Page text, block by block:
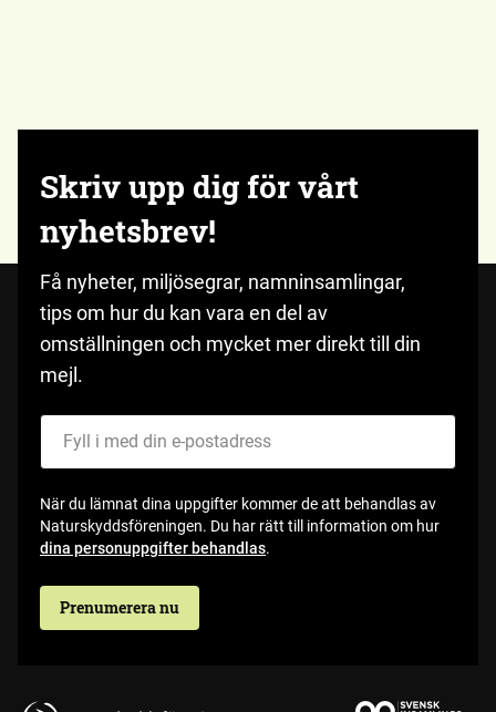
Skriv upp dig för vårt
nyhetsbrev!
Få nyheter, miljösegrar, namninsamlingar,
tips om hur du kan vara en del av
omställningen och mycket mer direkt till din
mejl.
När du lämnat dina uppgifter kommer de att behandlas av
Naturskyddsföreningen. Du har rätt till information om hur
dina personuppgifter behandlas.
Prenumerera nu